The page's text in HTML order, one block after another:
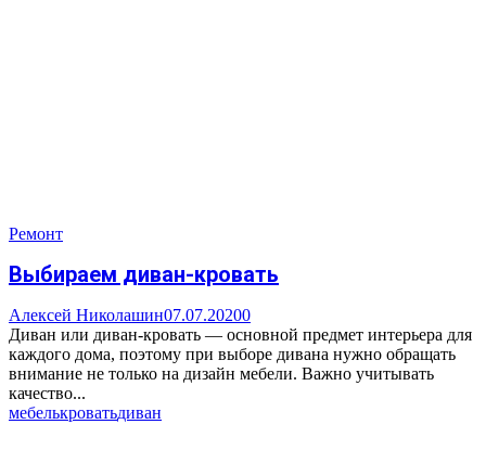
Ремонт
Выбираем диван-кровать
Алексей Николашин07.07.20200
Диван или диван-кровать — основной предмет интерьера для
каждого дома, поэтому при выборе дивана нужно обращать
внимание не только на дизайн мебели. Важно учитывать
качество...
мебелькроватьдиван